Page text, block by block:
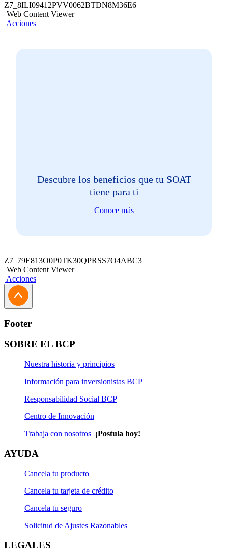
Z7_8ILI09412PVV0062BTDN8M36E6
Web Content Viewer
Acciones
Descubre los beneficios que tu SOAT
tiene para ti
Conoce más
Z7_79E813O0P0TK30QPRSS7O4ABC3
Web Content Viewer
Acciones
Footer
SOBRE EL BCP
Nuestra historia y principios
Información para inversionistas BCP
Responsabilidad Social BCP
Centro de Innovación
Trabaja con nosotros ¡Postula hoy!
AYUDA
Cancela tu producto
Cancela tu tarjeta de crédito
Cancela tu seguro
Solicitud de Ajustes Razonables
LEGALES